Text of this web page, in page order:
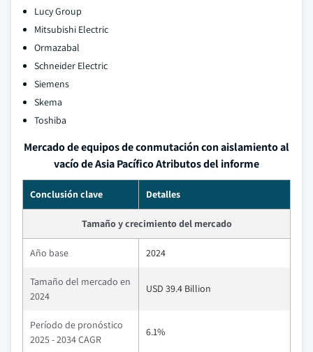
Lucy Group
Mitsubishi Electric
Ormazabal
Schneider Electric
Siemens
Skema
Toshiba
Mercado de equipos de conmutación con aislamiento al
vacío de Asia Pacífico Atributos del informe
Conclusión clave Detalles
Tamaño y crecimiento del mercado
Año base 2024
Tamaño del mercado en
2024
USD 39.4 Billion
Período de pronóstico
2025 - 2034 CAGR
6.1%